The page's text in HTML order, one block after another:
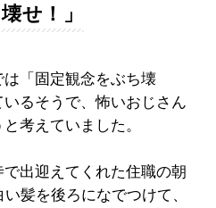
せ！」
「固定観念をぶち壊
るそうで、怖いおじさん
考えていました。
出迎えてくれた住職の朝
髪を後ろになでつけて、